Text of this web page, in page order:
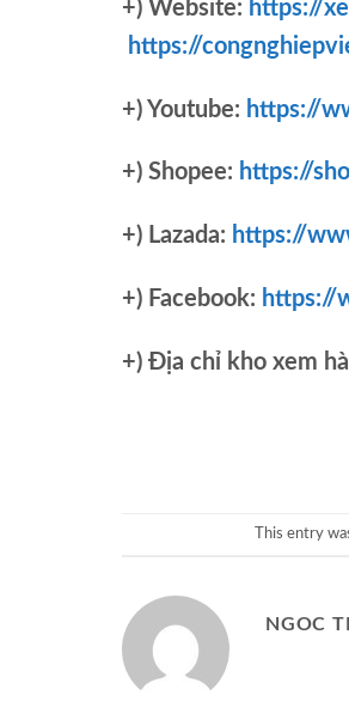
+) Website: https://
https://
+) Youtube: https://
+) Shopee: https://
+) Lazada: https://
+) Facebook: https://
+) Địa chỉ kho xem
This entry
NGOC